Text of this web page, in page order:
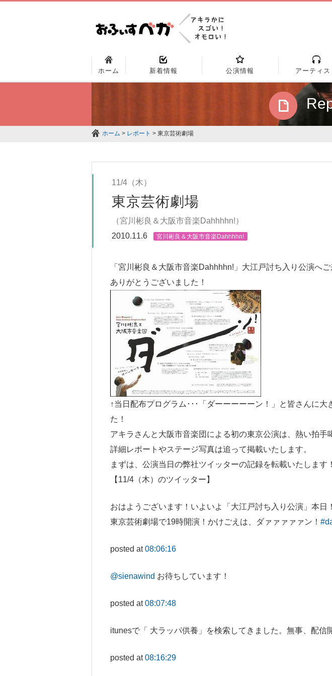
ホーム 新着情報 公演情報 アーティス
ホーム > レポート > 東京芸術劇場
11/4（木）
東京芸術劇場
（宮川彬良＆大阪市音楽Dahhhhn!）
2010.11.6
宮川彬良＆大阪市音楽Dahhhhn!
「宮川彬良＆大阪市音楽Dahhhhn!」大江戸討ち入り公演へご
ありがとうございました！
↑当日配布プログラム･･･「ダーーーーーン！」と皆さんに大
た！
アキラさんと大阪市音楽団による初の東京公演は、熱い拍手
詳細レポートやステージ写真は追って掲載いたします。
まずは、公演当日の弊社ツイッターの記録を転載いたします！
【11/4（木）のツイッター】
おはようございます！いよいよ「大江戸討ち入り公演」本日
東京芸術劇場で19時開演！かけごえは、ダァァァァァン！
posted at08:06:16
@sienawind お待ちしています！
posted at08:07:48
itunesで「 大ラッパ供養」を検索してきました。無事、配信
posted at08:16:29